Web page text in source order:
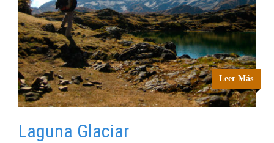
Leer Más
Laguna Glaciar